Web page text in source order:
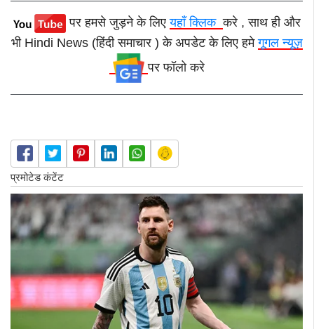
पर हमसे जुड़ने के लिएयहाँ क्लिककरे , साथ ही और
भी Hindi News (हिंदी समाचार ) के अपडेट के लिए हमेगूगल न्यूज़
पर फॉलो करे